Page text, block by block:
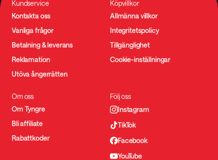
Kundservice
Kontakta oss
Vanliga frågor
Betalning & leverans
Reklamation
Utöva ångerrätten
Köpvillkor
Allmänna villkor
Integritetspolicy
Tillgänglighet
Cookie-inställningar
Om oss
Om Tyngre
Bli affiliate
Rabattkoder
Följ oss
Instagram
TikTok
Facebook
YouTube